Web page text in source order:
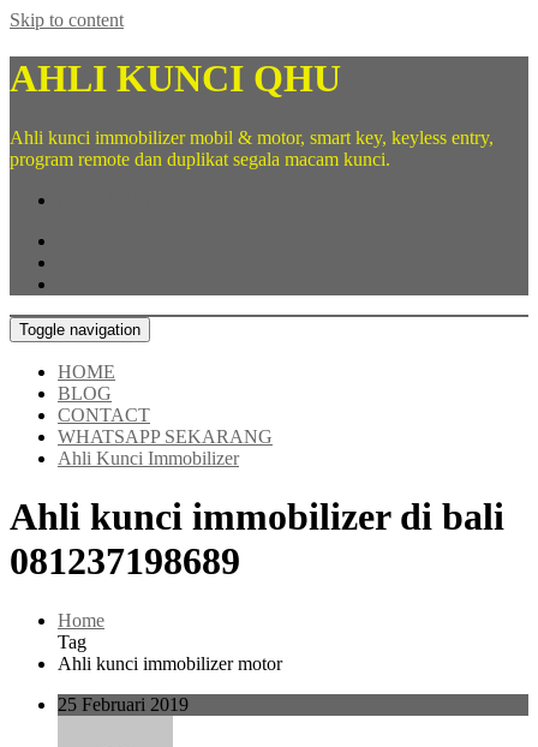
Skip to content
AHLI KUNCI QHU
Ahli kunci immobilizer mobil & motor, smart key, keyless entry,
program remote dan duplikat segala macam kunci.
Toggle navigation
HOME
BLOG
CONTACT
WHATSAPP SEKARANG
Ahli Kunci Immobilizer
Ahli kunci immobilizer di bali
081237198689
Home
Tag
Ahli kunci immobilizer motor
25 Februari 2019